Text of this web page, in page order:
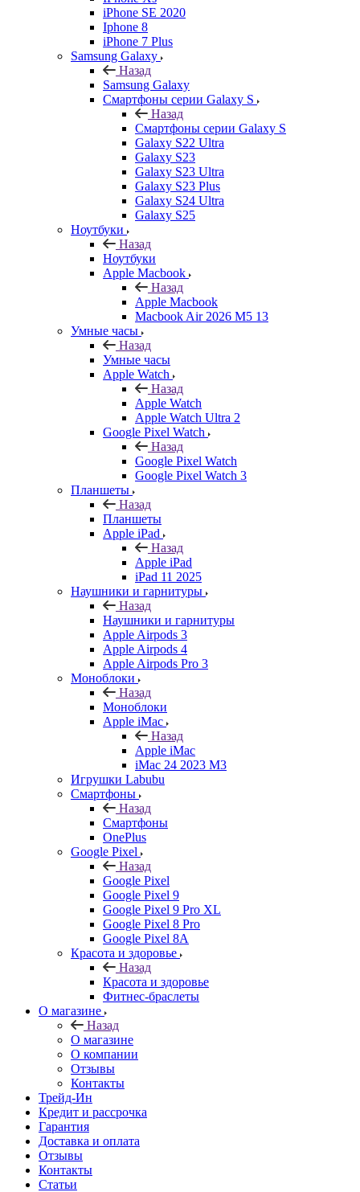
iPhone SE 2020
Iphone 8
iPhone 7 Plus
Samsung Galaxy
Назад
Samsung Galaxy
Смартфоны серии Galaxy S
Назад
Смартфоны серии Galaxy S
Galaxy S22 Ultra
Galaxy S23
Galaxy S23 Ultra
Galaxy S23 Plus
Galaxy S24 Ultra
Galaxy S25
Ноутбуки
Назад
Ноутбуки
Apple Macbook
Назад
Apple Macbook
Macbook Air 2026 M5 13
Умные часы
Назад
Умные часы
Apple Watch
Назад
Apple Watch
Apple Watch Ultra 2
Google Pixel Watch
Назад
Google Pixel Watch
Google Pixel Watch 3
Планшеты
Назад
Планшеты
Apple iPad
Назад
Apple iPad
iPad 11 2025
Наушники и гарнитуры
Назад
Наушники и гарнитуры
Apple Airpods 3
Apple Airpods 4
Apple Airpods Pro 3
Моноблоки
Назад
Моноблоки
Apple iMac
Назад
Apple iMac
iMac 24 2023 M3
Игрушки Labubu
Смартфоны
Назад
Смартфоны
OnePlus
Google Pixel
Назад
Google Pixel
Google Pixel 9
Google Pixel 9 Pro XL
Google Pixel 8 Pro
Google Pixel 8A
Красота и здоровье
Назад
Красота и здоровье
Фитнес-браслеты
О магазине
Назад
О магазине
О компании
Отзывы
Контакты
Трейд-Ин
Кредит и рассрочка
Гарантия
Доставка и оплата
Отзывы
Контакты
Статьи